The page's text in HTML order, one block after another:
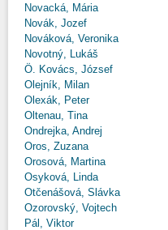
Novacká, Mária
Novák, Jozef
Nováková, Veronika
Novotný, Lukáš
Ö. Kovács, József
Olejník, Milan
Olexák, Peter
Oltenau, Tina
Ondrejka, Andrej
Oros, Zuzana
Orosová, Martina
Osyková, Linda
Otčenášová, Slávka
Ozorovský, Vojtech
Pál, Viktor